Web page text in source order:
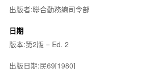
出版者:聯合勤務總司令部
日期
版本:第2版 = Ed. 2
出版日期:民69[1980]